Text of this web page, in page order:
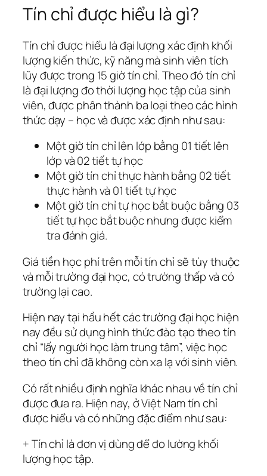
Tín chỉ được hiểu là gì?
Tín chỉ được hiểu là đại lượng xác định khối
lượng kiến thức, kỹ năng mà sinh viên tích
lũy được trong 15 giờ tín chỉ. Theo đó tín chỉ
là đại lượng đo thời lượng học tập của sinh
viên, được phân thành ba loại theo các hình
thức dạy – học và được xác định như sau:
Một giờ tín chỉ lên lớp bằng 01 tiết lên
lớp và 02 tiết tự học
Một giờ tín chỉ thực hành bằng 02 tiết
thực hành và 01 tiết tự học
Một giờ tín chỉ tự học bắt buộc bằng 03
tiết tự học bắt buộc nhưng được kiểm
tra đánh giá.
Giá tiền học phí trên mỗi tín chỉ sẽ tùy thuộc
và mỗi trường đại học, có trường thấp và có
trường lại cao.
Hiện nay tại hầu hết các trường đại học hiện
nay đều sử dụng hình thức đào tạo theo tín
chỉ “lấy người học làm trung tâm”, việc học
theo tín chỉ đã không còn xa lạ với sinh viên.
Có rất nhiều định nghĩa khác nhau về tín chỉ
được đưa ra. Hiện nay, ở Việt Nam tín chỉ
được hiểu và có những đặc điểm như sau:
+ Tín chỉ là đơn vị dùng để đo lường khối
lượng học tập.